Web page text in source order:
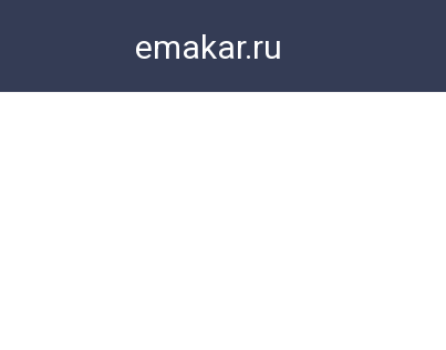
emakar.ru